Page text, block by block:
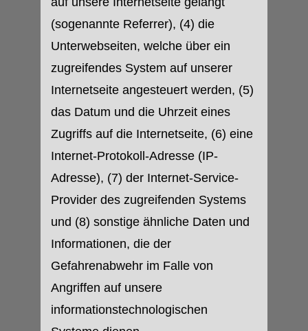
(sogenannte Referrer), (4) die
Unterwebseiten, welche über ein
zugreifendes System auf unserer
Internetseite angesteuert werden, (5)
das Datum und die Uhrzeit eines
Zugriffs auf die Internetseite, (6) eine
Internet-Protokoll-Adresse (IP-
Adresse), (7) der Internet-Service-
Provider des zugreifenden Systems
und (8) sonstige ähnliche Daten und
Informationen, die der
Gefahrenabwehr im Falle von
Angriffen auf unsere
informationstechnologischen